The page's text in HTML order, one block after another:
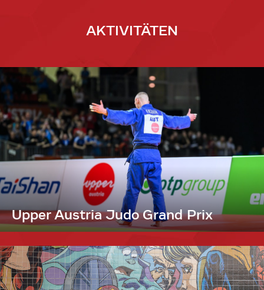
AKTIVITÄTEN
Upper Austria Judo Grand Prix